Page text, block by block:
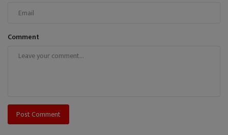
Comment
Post Comment